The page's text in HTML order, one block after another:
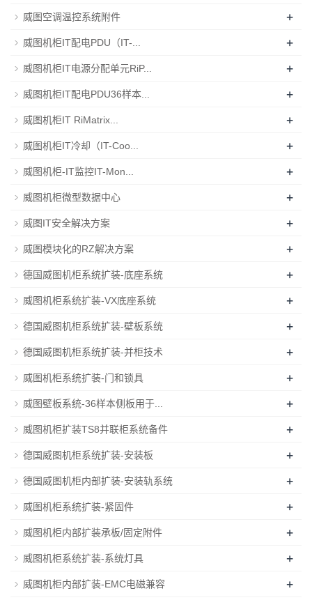
威图空调温控系统附件 +
威图机柜IT配电PDU（IT-... +
威图机柜IT电源分配单元RiP... +
威图机柜IT配电PDU36样本... +
威图机柜IT RiMatrix... +
威图机柜IT冷却（IT-Coo... +
威图机柜-IT监控IT-Mon... +
威图机柜微型数据中心 +
威图IT安全解决方案 +
威图模块化的RZ解决方案 +
德国威图机柜系统扩装-底座系统 +
威图机柜系统扩装-VX底座系统 +
德国威图机柜系统扩装-壁板系统 +
德国威图机柜系统扩装-并柜技术 +
威图机柜系统扩装-门和锁具 +
威图壁板系统-36样本侧板用于... +
威图机柜扩装TS8并联柜系统备件 +
德国威图机柜系统扩装-安装板 +
德国威图机柜内部扩装-安装轨系统 +
威图机柜系统扩装-紧固件 +
威图机柜内部扩装承板/固定附件 +
威图机柜系统扩装-系统灯具 +
威图机柜内部扩装-EMC电磁兼容 +